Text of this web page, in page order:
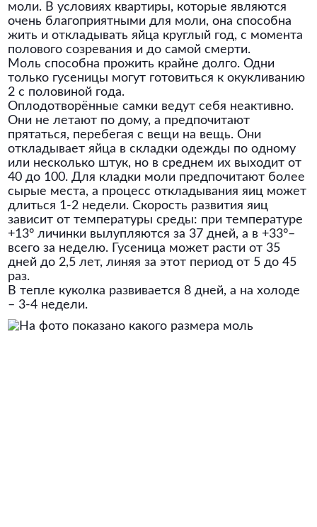
моли. В условиях квартиры, которые являются
очень благоприятными для моли, она способна
жить и откладывать яйца круглый год, с момента
полового созревания и до самой смерти.
Моль способна прожить крайне долго. Одни
только гусеницы могут готовиться к окукливанию
2 с половиной года.
Оплодотворённые самки ведут себя неактивно.
Они не летают по дому, а предпочитают
прятаться, перебегая с вещи на вещь. Они
откладывает яйца в складки одежды по одному
или несколько штук, но в среднем их выходит от
40 до 100. Для кладки моли предпочитают более
сырые места, а процесс откладывания яиц может
длиться 1-2 недели. Скорость развития яиц
зависит от температуры среды: при температуре
+13° личинки вылупляются за 37 дней, а в +33°–
всего за неделю. Гусеница может расти от 35
дней до 2,5 лет, линяя за этот период от 5 до 45
раз.
В тепле куколка развивается 8 дней, а на холоде
– 3-4 недели.